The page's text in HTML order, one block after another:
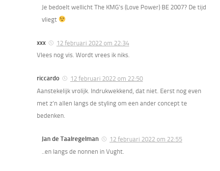
Je bedoelt wellicht The KMG’s (Love Power) BE 2007? De tijd
vliegt
xxx
12 februari 2022 om 22:34
Vlees nog vis. Wordt vrees ik niks.
riccardo
12 februari 2022 om 22:50
Aanstekelijk vrolijk. Indrukwekkend, dat niet. Eerst nog even
met z’n allen langs de styling om een ander concept te
bedenken.
Jan de Taalregelman
12 februari 2022 om 22:55
..en langs de nonnen in Vught.